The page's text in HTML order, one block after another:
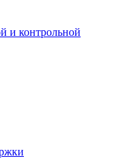
и контрольной